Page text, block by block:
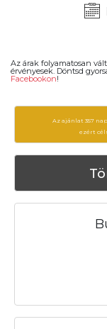
Az árak folyamatosan
érvényesek. Döntsd
Facebookon!
Az ajánlat 357
ezért